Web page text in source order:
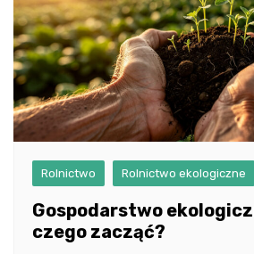
Rolnictwo Rolnictwo ekologiczne
Gospodarstwo
czego zacząć?